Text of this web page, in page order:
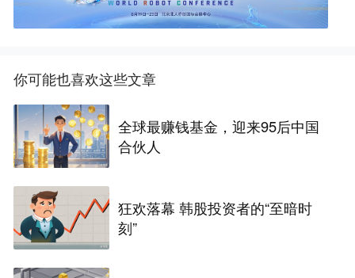
你可能也喜欢这些文章
全球最赚钱基金，迎来95后中国
合伙人
狂欢落幕 韩股投资者的“至暗时
刻”